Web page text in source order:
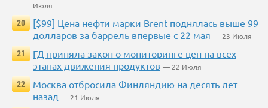
Июля
20
[$99] Цена нефти марки Brent поднялась выше 99
долларов за баррель впервые с 22 мая — 23 Июля
21
ГД приняла закон о мониторинге цен на всех
этапах движения продуктов — 22 Июля
22
Москва отбросила Финляндию на десять лет
назад — 21 Июля